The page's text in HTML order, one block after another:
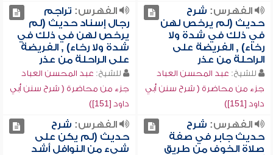
الفهرس: شرح
حديث (لم يرخص لهن
في ذلك في شدة ولا
رخاء) , الفريضة على
الراحلة من عذر
للشيخ: عبد المحسن العباد
جزء من محاضرة ( شرح سنن أبي
داود [151])
الفهرس: تراجم
رجال إسناد حديث (لم
يرخص لهن في ذلك في
شدة ولا رخاء) , الفريضة
على الراحلة من عذر
للشيخ: عبد المحسن العباد
جزء من محاضرة ( شرح سنن أبي
داود [151])
الفهرس: شرح
حديث جابر في صفة
صلاة الخوف من طريق
الفهرس: شرح
حديث (لم يكن على
شيء من النوافل أشد